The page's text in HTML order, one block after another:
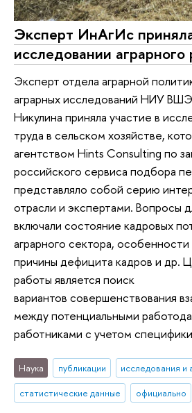
Эксперт ИнАгИс
исследовании
Эксперт отдела аграрной
аграрных исследований НИУ
Никулина приняла участие в
труда в сельском хозяйстве,
агентством Hints Consulting по
российского сервиса подбора
представляло собой серию
отрасли и экспертами. Вопросы
включали состояние кадровых
аграрного сектора,
причины дефицита кадров и др.
работы является поиск
вариантов совершенствования
между потенциальными
работниками с учетом
Наука публикации
исследования и
статистические данные
официально